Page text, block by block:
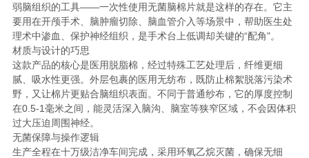
弱脑组织的工具——一次性使用无菌脑棉片就是这样的存在。它主
要用在开颅手术、脑肿瘤切除、脑血管介入等场景中，帮助医生处
理术中渗血、保护神经组织，是手术台上低调却关键的“配角"。
材质与设计的巧思
这款产品的核心是医用脱脂棉，经过特殊工艺处理后，纤维更细
腻、吸水性更强。外层包裹的医用无纺布，既防止棉絮脱落污染术
野，又让棉片更贴合脑组织表面。不同于普通纱布，它的厚度控制
在0.5-1毫米之间，能灵活深入脑沟、脑室等狭窄区域，不会因体积
过大压迫周围神经。
无菌保障与操作逻辑
生产全程在十万级洁净车间完成，采用环氧乙烷灭菌，确保无细